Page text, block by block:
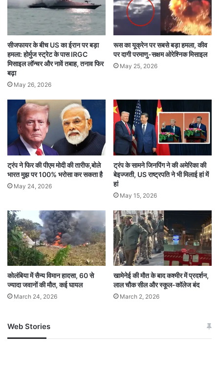
America said companies
imposed ban is a threat
खतरा चार कंपनियां पाकिस्तान
सीजफायर के बीच US का ईरान पर बड़ा
हमला: होर्मुज स्ट्रेट के पास IRGC
मिसाइल लॉन्चर और नावें तबाह, तनाव फिर
बढ़ा
May 26, 2026
रूस का यूक्रेन पर सबसे बड़ा हमला, कीव
पर दागी परमाणु-सक्षम ओरेश्निक मिसाइल
May 25, 2026
ट्रंप ने फिर की पीएम मोदी की तारीफ,बोले
भारत मुझ पर 100% भरोसा कर सकता है
May 24, 2026
ट्रंप के सामने जिनपिंग ने की अमेरिका की
बेइज्जती, US राष्ट्रपति ने भी मिलाई हां में
हां
May 15, 2026
कोलंबिया में सैन्य विमान हादसा, 60 से
ज्यादा जवानों की मौत, कई घायल
March 24, 2026
खामेनेई की मौत के बाद कश्मीर में प्रदर्शन,
लाल चौक सील और स्कूल-कॉलेज बंद
March 2, 2026
Web Stories
जम्मू-कश्मीर में बारिश से
अपडेट
खाई में धक्का… आरोपियों ने